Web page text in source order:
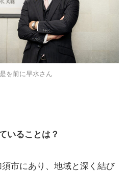
を前に早水さん
いることは？
市にあり、地域と深く結び